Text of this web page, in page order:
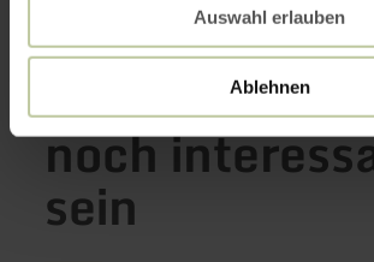
Auswahl erlauben
Ablehnen
Das könnte
noch
sein